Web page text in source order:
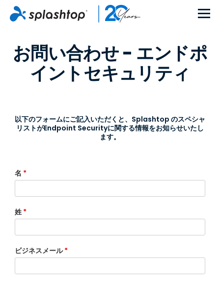
お問い合わせ - エンドポ
イントセキュリティ
以下のフォームにご記入いただくと、Splashtop のスペシャ
リストがEndpoint Securityに関する情報をお知らせいたし
ます。
名 *
姓 *
ビジネスメール *